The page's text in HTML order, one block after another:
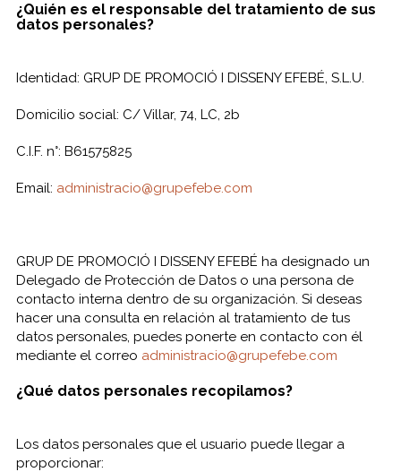
¿Quién es el responsable del tratamiento de sus
datos personales?
Identidad: GRUP DE PROMOCIÓ I DISSENY EFEBÉ, S.L.U.
Domicilio social: C/ Villar, 74, LC, 2b
C.I.F. n°: B61575825
Email: administracio@grupefebe.com
GRUP DE PROMOCIÓ I DISSENY EFEBÉ ha designado un
Delegado de Protección de Datos o una persona de
contacto interna dentro de su organización. Si deseas
hacer una consulta en relación al tratamiento de tus
datos personales, puedes ponerte en contacto con él
mediante el correo administracio@grupefebe.com
¿Qué datos personales recopilamos?
Los datos personales que el usuario puede llegar a
proporcionar: